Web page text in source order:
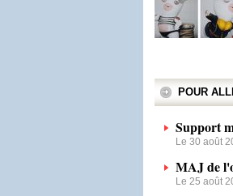
POUR
Support
Le 30 août
MAJ de
Le 25 août